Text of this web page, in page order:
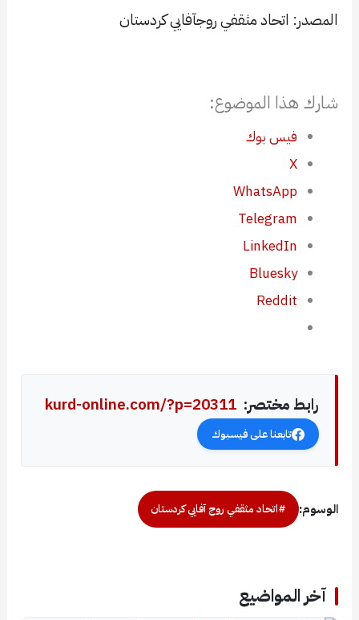
​المصدر: اتحاد مثقفي روجآفايي كردستان
شارك هذا الموضوع:
فيس بوك
X
WhatsApp
Telegram
LinkedIn
Bluesky
Reddit
رابط مختصر: kurd-online.com/?p=20311
تابعنا على فيسبوك
الوسوم: #اتحاد مثقفي روج آفايي كردستان
آخر المواضيع